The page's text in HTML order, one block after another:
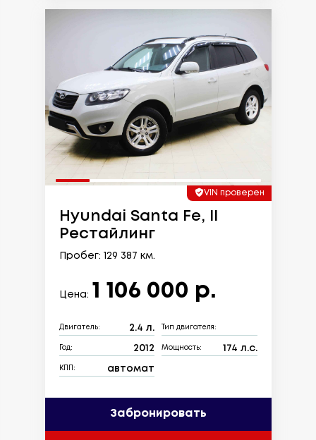
VIN проверен
Hyundai Santa Fe, II
Рестайлинг
Пробег: 129 387 км.
Цена: 1 106 000 р.
Двигатель: 2.4 л. Тип двигателя:
Год: 2012 Мощность: 174 л.с.
КПП: автомат
Забронировать